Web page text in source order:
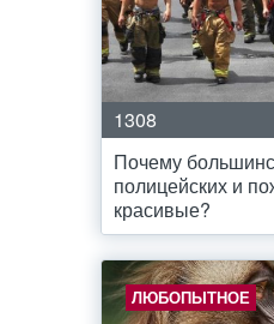
1308
Почему
полицейских и
красивые?
ЛЮБОПЫТНОЕ